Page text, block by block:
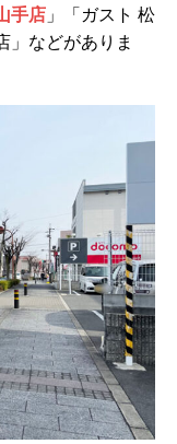
手店 」「ガスト 松
」などがありま